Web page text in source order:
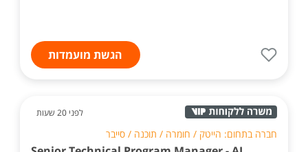
הגשת מועמדות
לפני 20 שעות
חברה בתחום: הייטק / חומרה / תוכנה / סייבר